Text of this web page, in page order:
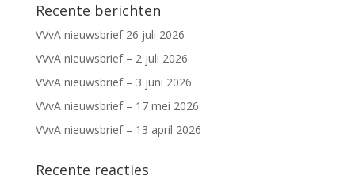
Recente berichten
VVvA nieuwsbrief 26 juli 2026
VVvA nieuwsbrief – 2 juli 2026
VVvA nieuwsbrief – 3 juni 2026
VVvA nieuwsbrief – 17 mei 2026
VVvA nieuwsbrief – 13 april 2026
Recente reacties